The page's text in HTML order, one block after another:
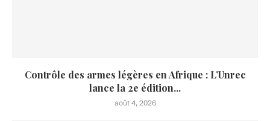
Contrôle des armes légères en Afrique : L’Unrec
lance la 2e édition...
août 4, 2026